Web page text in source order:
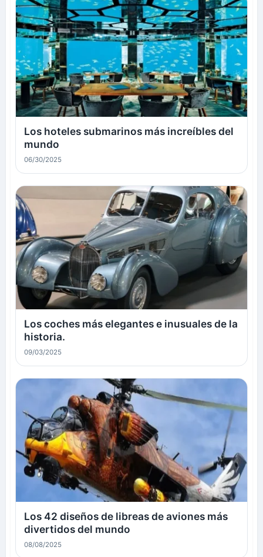
Los hoteles submarinos más increíbles del
mundo
06/30/2025
Los coches más elegantes e inusuales de la
historia.
09/03/2025
Los 42 diseños de libreas de aviones más
divertidos del mundo
08/08/2025